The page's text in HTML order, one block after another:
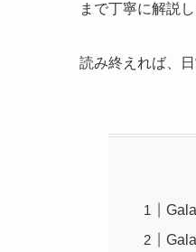
まで丁寧に解説し
読み終えれば、